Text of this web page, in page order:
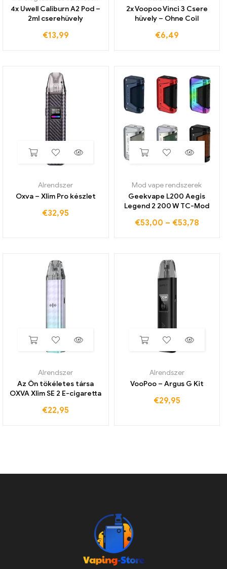
4x Uwell Caliburn A2 Pod –
2ml cserehüvely
€13,99
2x Voopoo Vinci 3 Csere
hüvely – Ohne Coil
€6,49
Alrendszer
Oxva – Xlim Pro készlet
€32,95
Mod vape rendszerek
Geekvape L200 Aegis
Legend 2 200 W TC-Mod
€53,00 – €53,78
Alrendszer
Az Ön tökéletes társa
OXVA Xlim SE 2 E-cigaretta
€22,95
Alrendszer
VooPoo – Argus G Kit
€29,95